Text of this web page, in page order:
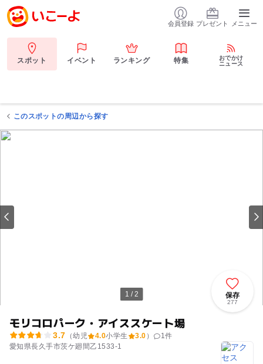
会員登録 プレゼント メニュー
スポット イベント ランキング 特集
おでかけ
ニュース
このスポットの周辺から探す
1 / 2
モリコロパーク・アイススケート場
3.7 （幼児 4.0小学生 3.0 ） 1件
愛知県長久手市茨ケ廻間乙1533-1
保存
277